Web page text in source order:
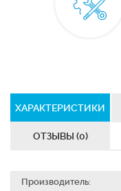
ХАРАКТЕРИСТИКИ
ОТЗЫВЫ (0)
Производитель: